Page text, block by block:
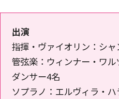
出演
指揮・ヴァイオリン：シ
管弦楽：ウィンナー・ワ
ダンサー4名
ソプラノ：エルヴィラ・ハ